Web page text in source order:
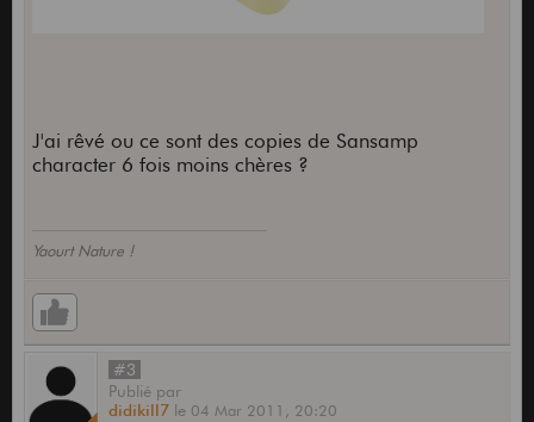
J'ai rêvé ou ce sont des copies de Sansamp
character 6 fois moins chères ?
Yaourt Nature !
#3
Publié par
didikill7 le 04 Mar 2011, 20:20